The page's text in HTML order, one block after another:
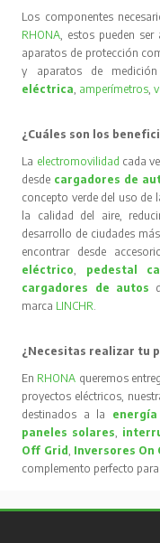
Los componentes
RHONA , estos pueden
aparatos de protección
y aparatos de
eléctrica amperímetros ,
¿Cuáles son los
La electromovilidad cada
desde cargadores de
concepto verde del uso de
la calidad del aire,
desarrollo de ciudades
encontrar desde
eléctrico
pedestal
cargadores de autos
marca LINCHR
¿Necesitas realizar tu
En RHONA queremos
proyectos eléctricos,
destinados a la
paneles solares
Off Grid Inversores On
complemento perfecto